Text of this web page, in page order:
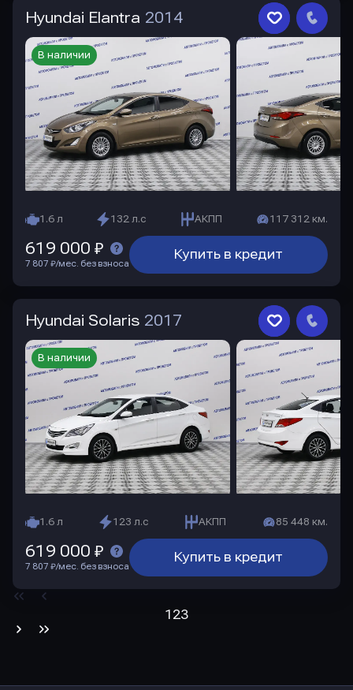
Hyundai Elantra 2014
1.6 л 132 л.с АКПП 117 312 км.
В наличии
Купить в кредит
619 000 ₽
7 807 ₽/мес. без взноса
Hyundai Solaris 2017
1.6 л 123 л.с АКПП 85 448 км.
В наличии
Купить в кредит
619 000 ₽
7 807 ₽/мес. без взноса
1 23